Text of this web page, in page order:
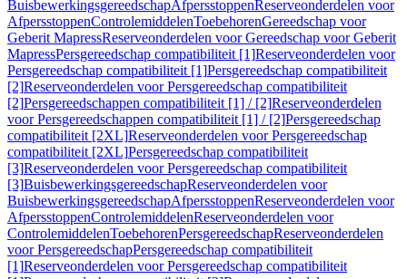
BuisbewerkingsgereedschapAfpersstoppenReserveonderdelen voor
AfpersstoppenControlemiddelenToebehorenGereedschap voor
Geberit MapressReserveonderdelen voor Gereedschap voor Geberit
MapressPersgereedschap compatibiliteit [1]Reserveonderdelen voor
Persgereedschap compatibiliteit [1]Persgereedschap compatibiliteit
[2]Reserveonderdelen voor Persgereedschap compatibiliteit
[2]Persgereedschappen compatibiliteit [1] / [2]Reserveonderdelen
voor Persgereedschappen compatibiliteit [1] / [2]Persgereedschap
compatibiliteit [2XL]Reserveonderdelen voor Persgereedschap
compatibiliteit [2XL]Persgereedschap compatibiliteit
[3]Reserveonderdelen voor Persgereedschap compatibiliteit
[3]BuisbewerkingsgereedschapReserveonderdelen voor
BuisbewerkingsgereedschapAfpersstoppenReserveonderdelen voor
AfpersstoppenControlemiddelenReserveonderdelen voor
ControlemiddelenToebehorenPersgereedschapReserveonderdelen
voor PersgereedschapPersgereedschap compatibiliteit
[1]Reserveonderdelen voor Persgereedschap compatibiliteit